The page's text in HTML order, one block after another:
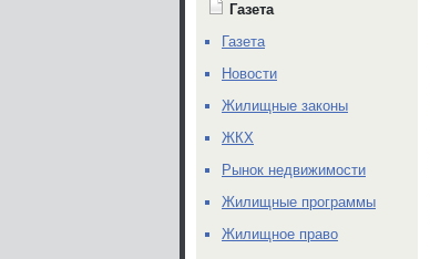
Газета
Газета
Новости
Жилищные законы
ЖКХ
Рынок недвижимости
Жилищные программы
Жилищное право